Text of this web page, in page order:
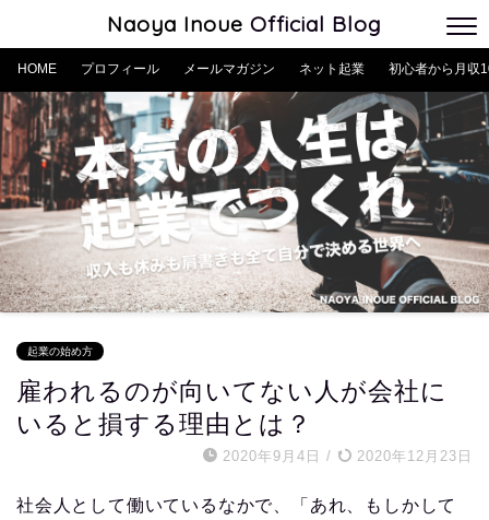
Naoya Inoue Official Blog
HOME プロフィール メールマガジン ネット起業 初心者から月収
起業の始め方
雇われるのが向いてない人が会社に
いると損する理由とは？
2020年9月4日 / 2020年12月23日
社会人として働いているなかで、「あれ、もしかして